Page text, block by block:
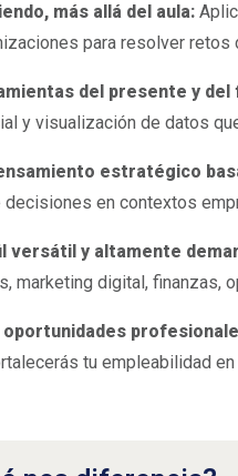
datos.
más allá del aula:
para resolver retos
del presente y
y visualización de datos
estratégico
decisiones en contextos
versátil y altamente
marketing digital, finanzas,
tu empleabilidad